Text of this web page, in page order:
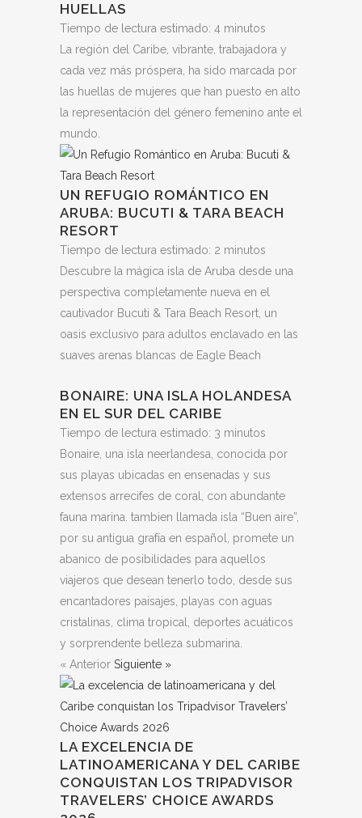
HUELLAS
Tiempo de lectura estimado: 4 minutos
La región del Caribe, vibrante, trabajadora y
cada vez más próspera, ha sido marcada por
las huellas de mujeres que han puesto en alto
la representación del género femenino ante el
mundo.
UN REFUGIO ROMÁNTICO EN
ARUBA: BUCUTI & TARA BEACH
RESORT
Tiempo de lectura estimado: 2 minutos
Descubre la mágica isla de Aruba desde una
perspectiva completamente nueva en el
cautivador Bucuti & Tara Beach Resort, un
oasis exclusivo para adultos enclavado en las
suaves arenas blancas de Eagle Beach
BONAIRE: UNA ISLA HOLANDESA
EN EL SUR DEL CARIBE
Tiempo de lectura estimado: 3 minutos
Bonaire, una isla neerlandesa, conocida por
sus playas ubicadas en ensenadas y sus
extensos arrecifes de coral, con abundante
fauna marina. tambien llamada isla “Buen aire”,
por su antigua grafía en español, promete un
abanico de posibilidades para aquellos
viajeros que desean tenerlo todo, desde sus
encantadores paisajes, playas con aguas
cristalinas, clima tropical, deportes acuáticos
y sorprendente belleza submarina.
« Anterior Siguiente »
LA EXCELENCIA DE
LATINOAMERICANA Y DEL CARIBE
CONQUISTAN LOS TRIPADVISOR
TRAVELERS’ CHOICE AWARDS